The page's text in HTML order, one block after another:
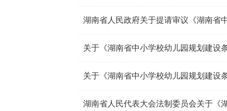
关于《湖南省中小学校幼儿园规划建设
关于《湖南省中小学校幼儿园规划建设